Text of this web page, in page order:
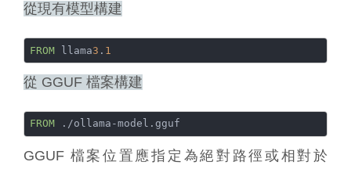
從現有模型構建
FROM llama3 . 1
從 GGUF 檔案構建
FROM ./ollama-model.gguf
GGUF 檔案位置應指定為絕對路徑或相對於